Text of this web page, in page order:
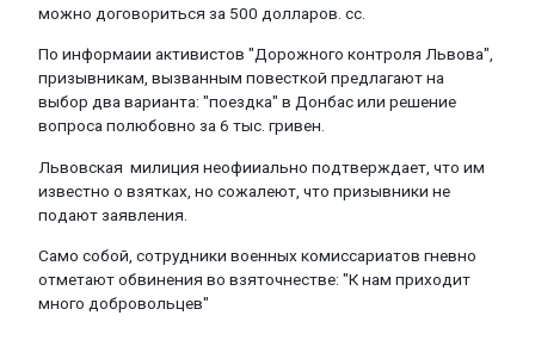
можно договориться за 500 долларов сс
По информаии активистов "Дорожного контроля Львова",
призывникам вызванным повесткой предлагаютна
выбор два варианта: "поездка" в Донбасили решение
вопроса полюбовно за 6 тыс. гривен
Львовская милиция неофииально подтверждает , что им
известно о взятках но сожалеют , что призывники не
подают заявления
Само собой сотрудники военных комиссариатов гневно
отметаютобвинения во взяточнестве: "К нам приходит
много добровольцев"